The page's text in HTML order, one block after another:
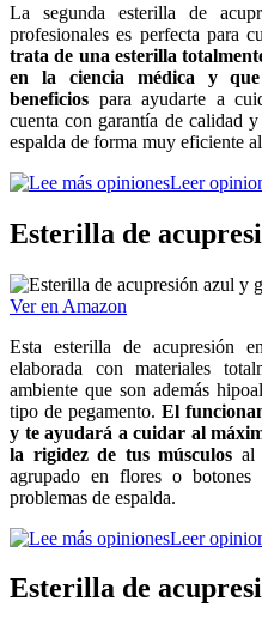
La segunda esterilla de
profesionales es perfecta para
trata de una esterilla
en la ciencia médica y
beneficios para ayudarte a
cuenta con garantía de calidad
espalda de forma muy eficiente
Leer
Esterilla de
Ver en Amazon
Esta esterilla de acupresión
elaborada con materiales
ambiente que son además
tipo de pegamento. El
y te ayudará a cuidar al
la rigidez de tus músculos al
agrupado en flores o
problemas de espalda.
Leer
Esterilla de